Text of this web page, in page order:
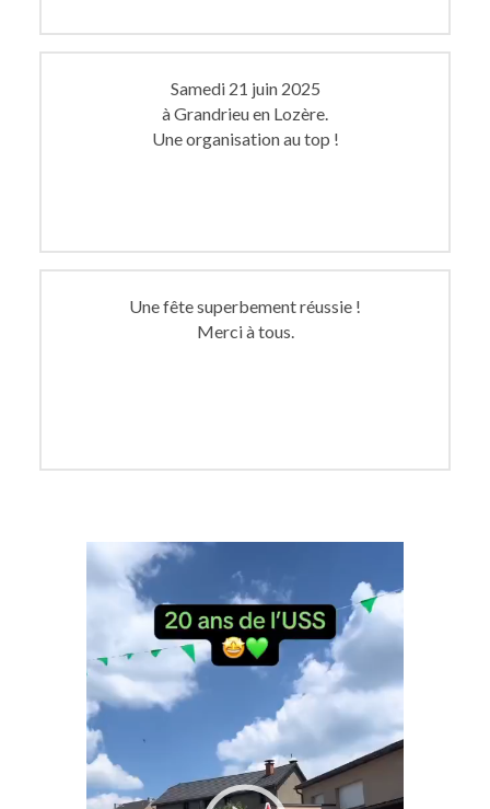
Samedi 21 juin 2025
à Grandrieu en Lozère.
Une organisation au top !
Une fête superbement réussie !
Merci à tous.
vidéo